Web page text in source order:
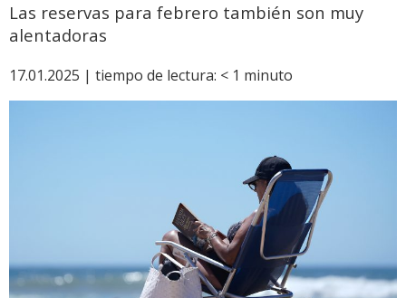
Las reservas para febrero también son muy
alentadoras
17.01.2025 | tiempo de lectura: < 1 minuto